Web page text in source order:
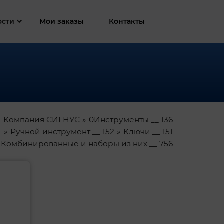
Мои заказы Контакты
Компания СИГНУС
0Инструменты __ 136
Ручной инструмент __ 152
Ключи __ 151
Комбинированные и наборы из них __ 756